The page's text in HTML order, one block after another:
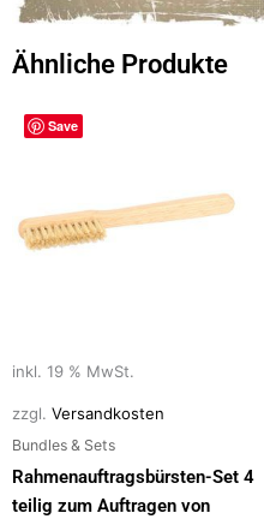
Ähnliche Produkte
Save
inkl. 19 % MwSt.
zzgl. Versandkosten
Bundles & Sets
Rahmenauftragsbürsten-Set 4
teilig zum Auftragen von